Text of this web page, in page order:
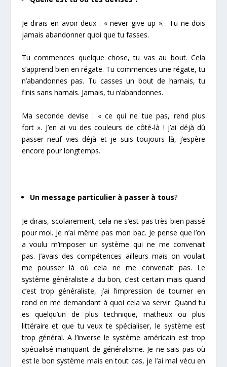
Je dirais en avoir deux : « never give up ». Tu ne dois
jamais abandonner quoi que tu fasses.
Tu commences quelque chose, tu vas au bout. Cela
s’apprend bien en régate. Tu commences une régate, tu
n’abandonnes pas. Tu casses un bout de harnais, tu
finis sans harnais. Jamais, tu n’abandonnes.
Ma seconde devise : « ce qui ne tue pas, rend plus
fort ». J’en ai vu des couleurs de côté-là ! j’ai déjà dû
passer neuf vies déjà et je suis toujours là, j’espère
encore pour longtemps.
Un message particulier à passer à tous?
Je dirais, scolairement, cela ne s’est pas très bien passé
pour moi. Je n’ai même pas mon bac. Je pense que l’on
a voulu m’imposer un système qui ne me convenait
pas. J’avais des compétences ailleurs mais on voulait
me pousser là où cela ne me convenait pas. Le
système généraliste a du bon, c’est certain mais quand
c’est trop généraliste, j’ai l’impression de tourner en
rond en me demandant à quoi cela va servir. Quand tu
es quelqu’un de plus technique, matheux ou plus
littéraire et que tu veux te spécialiser, le système est
trop général. A l’inverse le système américain est trop
spécialisé manquant de généralisme. Je ne sais pas où
est le bon système mais en tout cas, je l’ai mal vécu en